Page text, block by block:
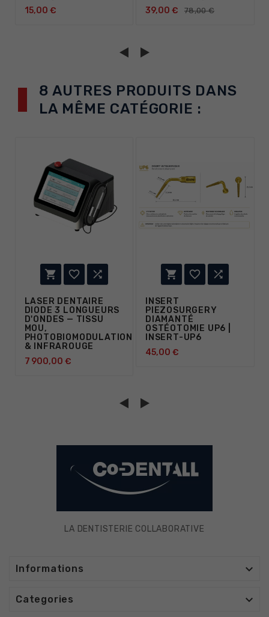
15,00 €
39,00 €
78,00 €
8 AUTRES PRODUITS DANS
LA MÊME CATÉGORIE :
  
LASER DENTAIRE
DIODE 3 LONGUEURS
D'ONDES — TISSU
MOU,
PHOTOBIOMODULATION
& INFRAROUGE
7 900,00 €
  
INSERT
PIEZOSURGERY
DIAMANTÉ
OSTÉOTOMIE UP6 |
INSERT-UP6
45,00 €
LA DENTISTERIE COLLABORATIVE
Informations 
Categories 